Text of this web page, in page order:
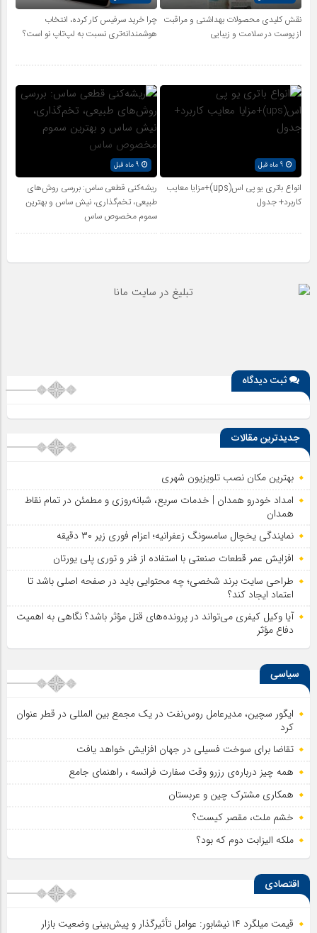
نقش کلیدی محصولات بهداشتی و مراقبت
از پوست در سلامت و زیبایی
چرا خرید سرفیس کار کرده، انتخاب
هوشمندانه‌تری نسبت به لپ‌تاپ نو است؟
انواع باتری یو پی اس(ups)+مزایا معایب
کاربرد+ جدول
ریشه‌کنی قطعی ساس: بررسی روش‌های
طبیعی، تخم‌گذاری، نیش ساس و بهترین
سموم مخصوص ساس
ثبت دیدگاه
جدیدترین مقالات
بهترین مکان نصب تلویزیون شهری
امداد خودرو همدان | خدمات سریع، شبانه‌روزی و مطمئن در تمام نقاط
همدان
نمایندگی یخچال سامسونگ زعفرانیه؛ اعزام فوری زیر ۳۰ دقیقه
افزایش عمر قطعات صنعتی با استفاده از فنر و توری پلی یورتان
طراحی سایت برند شخصی؛ چه محتوایی باید در صفحه اصلی باشد تا
اعتماد ایجاد کند؟
آیا وکیل کیفری می‌تواند در پرونده‌های قتل مؤثر باشد؟ نگاهی به اهمیت
دفاع مؤثر
سیاسی
ایگور سچین، مدیرعامل روس‌نفت در یک مجمع بین المللی در قطر عنوان
کرد
تقاضا برای سوخت فسیلی در جهان افزایش خواهد یافت
همه چیز درباره‌ی رزرو وقت سفارت فرانسه ، راهنمای جامع
همکاری مشترک چین و عربستان
خشم ملت، مقصر کیست؟
ملکه الیزابت دوم که بود؟
اقتصادی
قیمت میلگرد ۱۴ نیشابور: عوامل تأثیرگذار و پیش‌بینی وضعیت بازار